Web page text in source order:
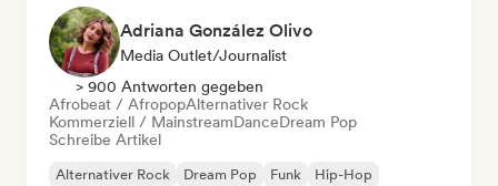
Adriana González Olivo
Media Outlet/Journalist
> 900 Antworten gegeben
Afrobeat / AfropopAlternativer Rock
Kommerziell / MainstreamDanceDream Pop
Schreibe Artikel
Alternativer Rock Dream Pop Funk
Hip-Hop